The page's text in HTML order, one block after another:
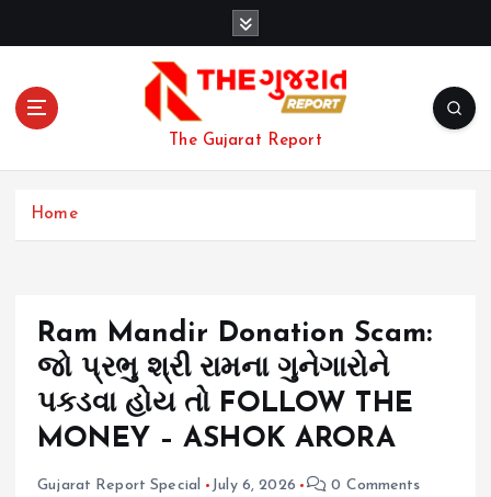
The Gujarat Report
Home
Ram Mandir Donation Scam:
જો પ્રભુ શ્રી રામના ગુનેગારોને
પકડવા હોય તો FOLLOW THE
MONEY – ASHOK ARORA
Gujarat Report Special July 6, 2026 0 Comments